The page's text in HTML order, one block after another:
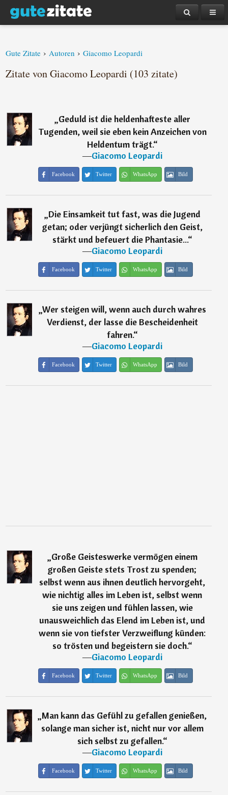
Gute Zitate › Autoren › Giacomo Leopardi
Zitate von Giacomo Leopardi (103 zitate)
„Geduld ist die heldenhafteste aller
Tugenden, weil sie eben kein Anzeichen von
Heldentum trägt.“
―Giacomo Leopardi
Facebook Twitter WhatsApp Bild
„Die Einsamkeit tut fast, was die Jugend
getan; oder verjüngt sicherlich den Geist,
stärkt und befeuert die Phantasie...“
―Giacomo Leopardi
Facebook Twitter WhatsApp Bild
„Wer steigen will, wenn auch durch wahres
Verdienst, der lasse die Bescheidenheit
fahren.“
―Giacomo Leopardi
Facebook Twitter WhatsApp Bild
„Große Geisteswerke vermögen einem
großen Geiste stets Trost zu spenden;
selbst wenn aus ihnen deutlich hervorgeht,
wie nichtig alles im Leben ist, selbst wenn
sie uns zeigen und fühlen lassen, wie
unausweichlich das Elend im Leben ist, und
wenn sie von tiefster Verzweiflung künden:
so trösten und begeistern sie doch.“
―Giacomo Leopardi
Facebook Twitter WhatsApp Bild
„Man kann das Gefühl zu gefallen genießen,
solange man sicher ist, nicht nur vor allem
sich selbst zu gefallen.“
―Giacomo Leopardi
Facebook Twitter WhatsApp Bild